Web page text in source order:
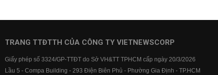
Lãi suất ngân hàng BIDV
Lãi suất ngân hàng Vietcombank
TRANG TTĐTTH CỦA CÔNG TY VIETNEWSCORP
Giấy phép số 3324/GP-TTĐT do Sở VH&TT TPHCM cấp ngày 20/3/2026
Lầu 5 - Compa Building - 293 Điện Biên Phủ - Phường Gia Định - TP.HCM